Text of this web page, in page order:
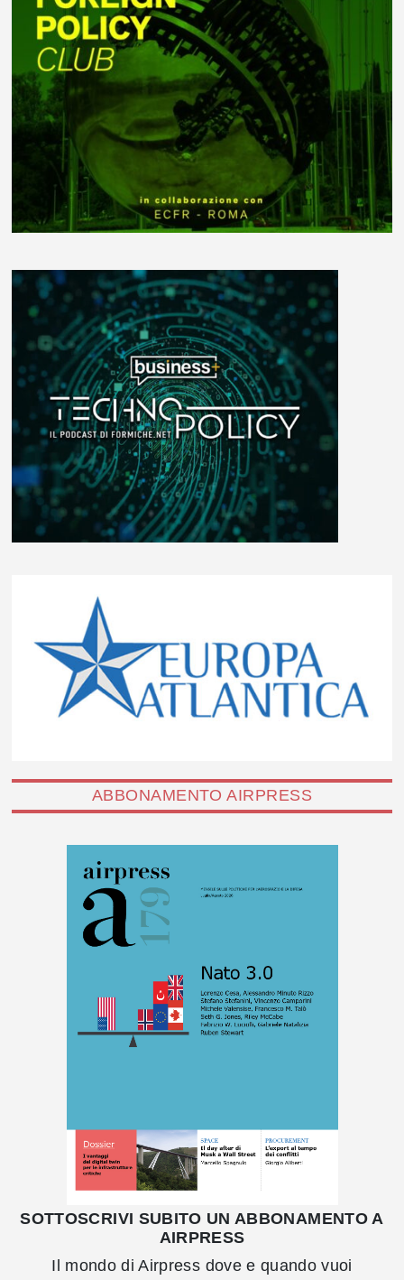
ABBONAMENTO AIRPRESS
SOTTOSCRIVI SUBITO UN ABBONAMENTO A
AIRPRESS
Il mondo di Airpress dove e quando vuoi